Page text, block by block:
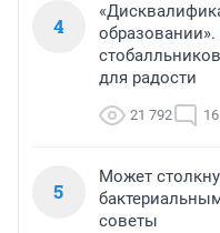
4
образовании».
для радости
21 792 16
5
Может
советы